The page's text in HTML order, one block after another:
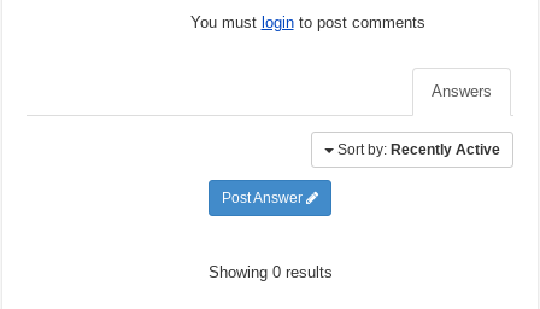
You must loginto post comments
Answers
Sort by: Recently Active
Showing 0 results